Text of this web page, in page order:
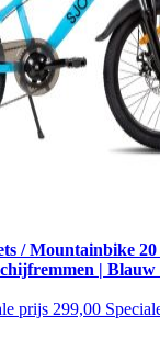
/ Mountainbike
| Blauw
prijs 299,00